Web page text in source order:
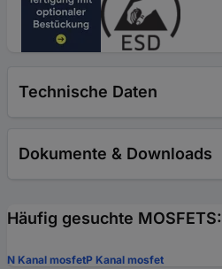
Technische Daten
Dokumente & Downloads
Häufig gesuchte MOSFETS:
N Kanal mosfetP Kanal mosfet